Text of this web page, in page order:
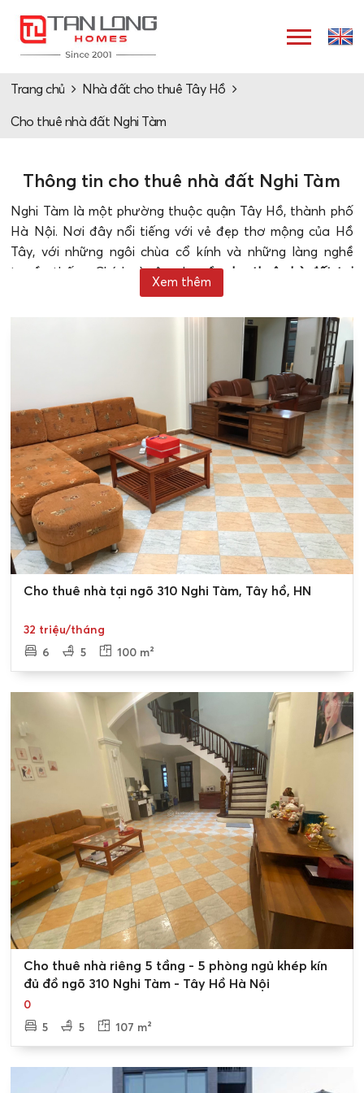
Trang chủ Nhà đất cho thuê Tây Hồ
Cho thuê nhà đất Nghi Tàm
Thông tin cho thuê nhà đất Nghi Tàm
Nghi Tàm là một phường thuộc quận Tây Hồ, thành phố
Hà Nội. Nơi đây nổi tiếng với vẻ đẹp thơ mộng của Hồ
Tây, với những ngôi chùa cổ kính và những làng nghề
truyền thống. Chính vì vậy, nhu cầu
cho thuê nhà đất tại
Thông tin chi tiết về cho thuê nhà đất Nghi Tàm, Tây Hồ
Nghi Tàm là một địa điểm tuyệt đẹp ở quận Tây Hồ, Hà
Nội. Đây là một khu vực yên tĩnh và thanh bình với nhiều
cảnh quan thiên nhiên tươi đẹp. Có rất nhiều lựa
chọncho thuê nhà đất ở Nghi Tàm, phù hợp với mọi nhu
cầu và ngân sách.
Thị trường cho thuê nhà đất Nghi Tàm,
Tây Hồ
cho thuê nhà đất Nghi Tàmđa dạng các loại
hình, bao gồm:
Nhà nguyên căn:Nhà nguyên căn là loại hình cho thuê
nhà phổ biến nhất tại Nghi Tàm. Các căn nhà nguyên
căn tại đây thường có diện tích từ 30m2 trở lên, đầy
đủ tiện nghi, phù hợp với nhu cầu của các gia đình, công
ty, doanh nghiệp.
thuê nhà đang ngày càng được ưa chuộng tại Nghi
đa dạng, từ 50m2 trở lên, được trang bị đầy đủ tiện
Mặt bằng kinh doanh:Mặt bằng kinh doanh tại Nghi
Tàm là loại hình cho thuê nhà phù hợp với các hộ gia
Xem thêm
Cho thuê nhà tại ngõ 310 Nghi Tàm, Tây hồ, HN
32 triệu/tháng
6
5 100 m²
Cho thuê nhà riêng 5 tầng - 5 phòng ngủ khép kín
đủ đồ ngõ 310 Nghi Tàm - Tây Hồ Hà Nội
0
5
5 107 m²